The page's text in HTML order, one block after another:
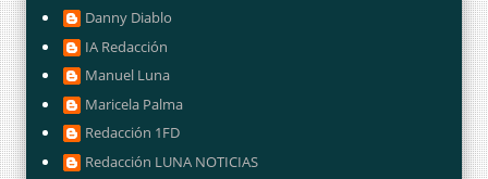
Danny Diablo
IA Redacción
Manuel Luna
Maricela Palma
Redacción 1FD
Redacción LUNA NOTICIAS